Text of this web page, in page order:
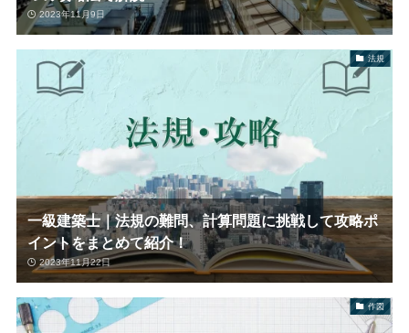
2023年11月9日
法規
一級建築士｜法規の難問、計算問題に挑戦して攻略ポ
イントをまとめて紹介！
2023年11月22日
作図